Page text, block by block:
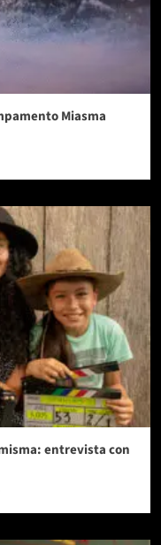
Miasma
entrevista con